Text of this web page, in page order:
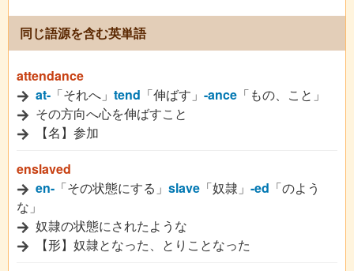
同じ語源を含む英単語
attendance
at- 「それへ」 tend 「伸ばす」 -ance 「もの、こと」
その方向へ心を伸ばすこと
【名】参加
enslaved
en- 「その状態にする」 slave 「奴隷」 -ed 「のよう
な」
奴隷の状態にされたような
【形】奴隷となった、とりことなった